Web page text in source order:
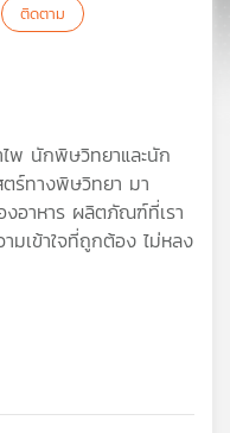
ติดตาม
พ นักพิษวิทยาและนัก
ตร์ทางพิษวิทยา มา
งอาหาร ผลิตภัณฑ์ที่เรา
มเข้าใจที่ถูกต้อง ไม่หลง